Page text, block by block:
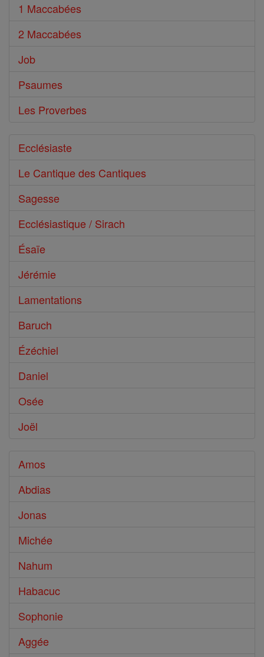
1 Maccabées
2 Maccabées
Job
Psaumes
Les Proverbes
Ecclésiaste
Le Cantique des Cantiques
Sagesse
Ecclésiastique / Sirach
Ésaïe
Jérémie
Lamentations
Baruch
Ézéchiel
Daniel
Osée
Joël
Amos
Abdias
Jonas
Michée
Nahum
Habacuc
Sophonie
Aggée